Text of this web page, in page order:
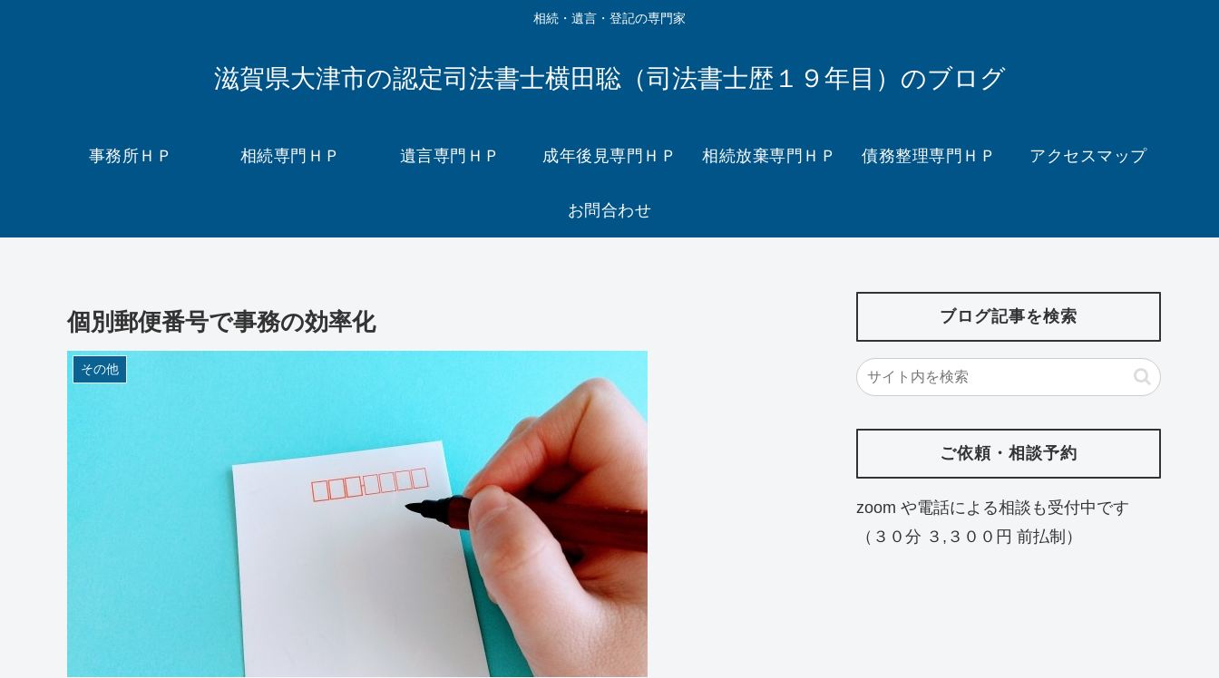
相続・遺言・登記の専門家
滋賀県大津市の認定司法書士横田聡（司法書士歴１９年目）のブログ
事務所ＨＰ 相続専門ＨＰ 遺言専門ＨＰ 成年後見専門ＨＰ 相続放棄専門ＨＰ 債務整理専門ＨＰ アクセスマップ
お問合わせ
個別郵便番号で事務の効率化
その他
ブログ記事を検索
ご依頼・相談予約
zoom や電話による相談も受付中です
（３０分 ３,３００円 前払制）